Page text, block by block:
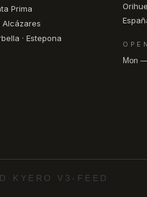
Prima
Alcázares
· Estepona
OPEN
Mon
KYERO V3-FEED